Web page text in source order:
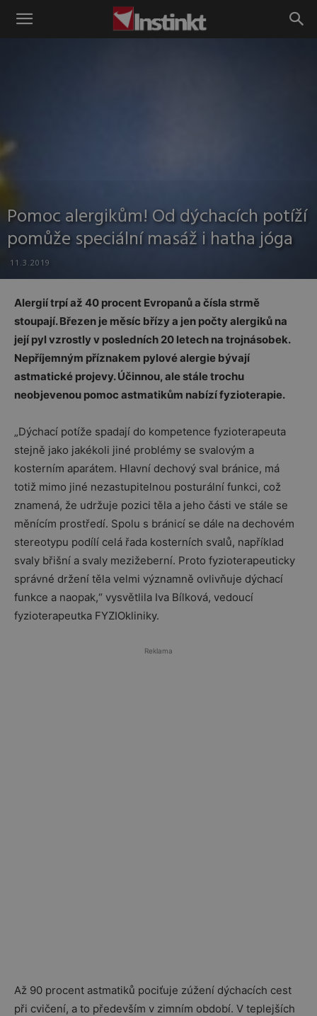
Instinkt
Pomoc alergikům! Od dýchacích potíží
pomůže speciální masáž i hatha jóga
11.3.2019
Alergií trpí až 40 procent Evropanů a čísla strmě
stoupají. Březen je měsíc břízy a jen počty alergiků na
její pyl vzrostly v posledních 20 letech na trojnásobek.
Nepříjemným příznakem pylové alergie bývají
astmatické projevy. Účinnou, ale stále trochu
neobjevenou pomoc astmatikům nabízí fyzioterapie.
„Dýchací potíže spadají do kompetence fyzioterapeuta
stejně jako jakékoli jiné problémy se svalovým a
kosterním aparátem. Hlavní dechový sval bránice, má
totiž mimo jiné nezastupitelnou posturální funkci, což
znamená, že udržuje pozici těla a jeho části ve stále se
měnícím prostředí. Spolu s bránicí se dále na dechovém
stereotypu podílí celá řada kosterních svalů, například
svaly břišní a svaly mezižeberní. Proto fyzioterapeuticky
správné držení těla velmi významně ovlivňuje dýchací
funkce a naopak,“ vysvětlila Iva Bílková, vedoucí
fyzioterapeutka FYZIOkliniky.
Reklama
Až 90 procent astmatiků pociťuje zúžení dýchacích cest
při cvičení, a to především v zimním období. V teplejších